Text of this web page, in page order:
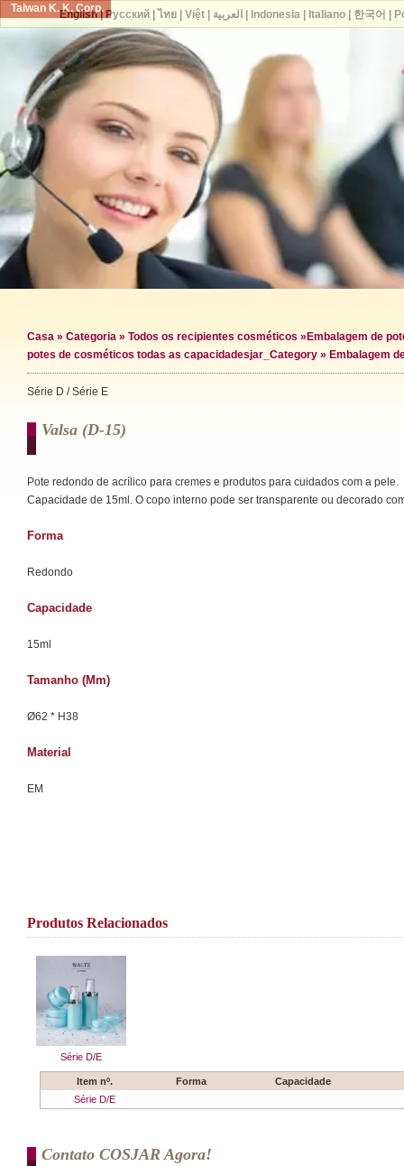
Taiwan K. K. Corp.
Casa » Categoria » Todos os recipientes cosméticos » Embalagem de
potes de cosméticos todas as capacidadesjar_Category » Embalagem
Série D / Série E
Valsa (d-15)
Pote redondo de acrílico para cremes e produtos para cuidados com a pele.
Capacidade de 15ml. O copo interno pode ser transparente ou decorado
Forma
Redondo
Capacidade
15ml
Tamanho (mm)
Ø62 * H38
Material
EM
Produtos Relacionados
Série D/E
Item nº. Forma
Capacidade
Série D/E
Contato COSJAR Agora!
English| Русский| ไทย| Việt| العربية Indonesia| Italiano| 한국어